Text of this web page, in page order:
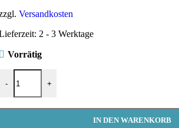
Versandkosten
2 - 3 Werktage
Vorrätig
-
/ Schieber taubenblau, 3 mm Menge
+
IN DEN WARENKORB